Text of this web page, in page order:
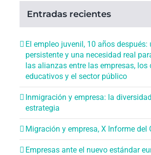
Entradas recientes
El empleo juvenil, 10 años después:
persistente y una necesidad real
las alianzas entre las empresas, los
educativos y el sector público
Inmigración y empresa: la
estrategia
Migración y empresa, X Informe del
Empresas ante el nuevo estándar